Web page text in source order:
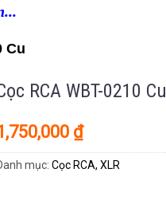
Cu
RCA WBT-0210 Cu
₫
mục:Cọc RCA, XLR